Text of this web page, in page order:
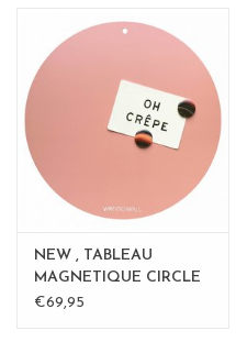
NEW , TABLEAU
MAGNETIQUE CIRCLE
ROSE 40cm
€69,95